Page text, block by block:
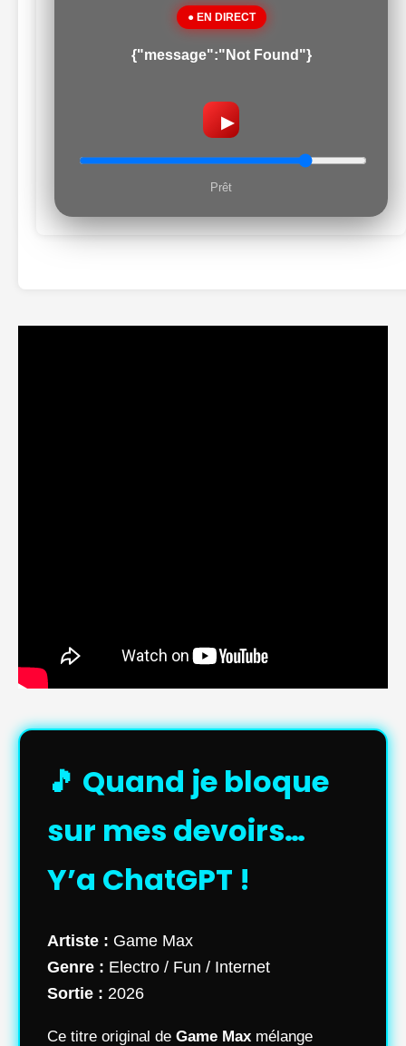
● EN DIRECT
{"message":"Not Found"}
▶
Prêt
🎵 Quand je bloque
sur mes devoirs…
Y’a ChatGPT !
Artiste : Game Max
Genre : Electro / Fun / Internet
Sortie : 2026
Ce titre original de Game Max mélange